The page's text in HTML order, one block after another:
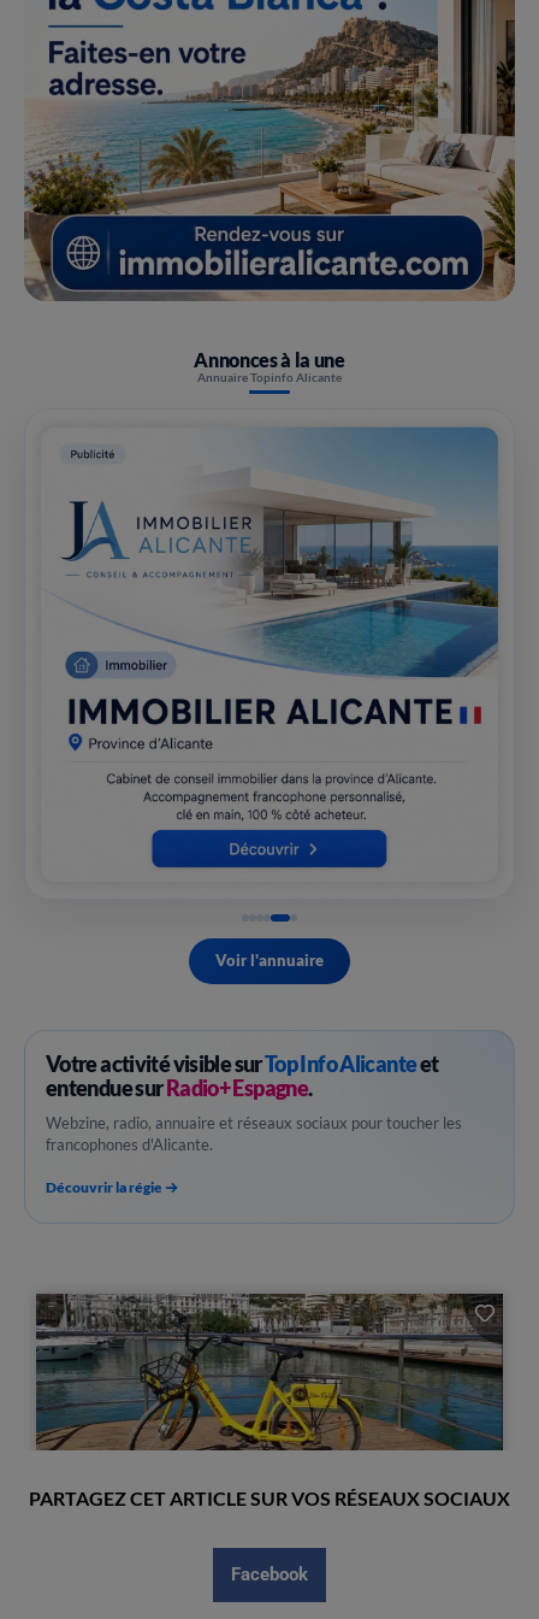
Annonces à la une
Annuaire Topinfo Alicante
Voir l'annuaire
Votre activité visible surTop Info Alicanteet
entendue surRadio+ Espagne.
Webzine, radio, annuaire et réseaux sociaux pour toucher les
francophones d'Alicante.
Découvrir la régie
PARTAGEZ CET ARTICLE SUR VOS RÉSEAUX SOCIAUX
Facebook